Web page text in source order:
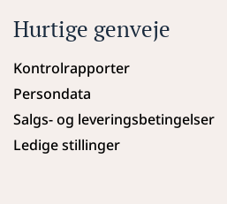
Hurtige genveje
Kontrolrapporter
Persondata
Salgs- og leveringsbetingelser
Ledige stillinger